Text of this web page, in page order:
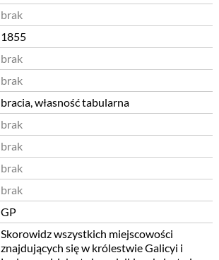
brak
1855
brak
brak
bracia, własność tabularna
brak
brak
brak
brak
GP
Skorowidz wszystkich miejscowości
znajdujących się w królestwie Galicyi i